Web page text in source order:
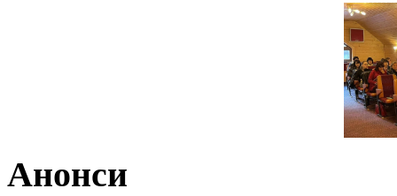
Анонси